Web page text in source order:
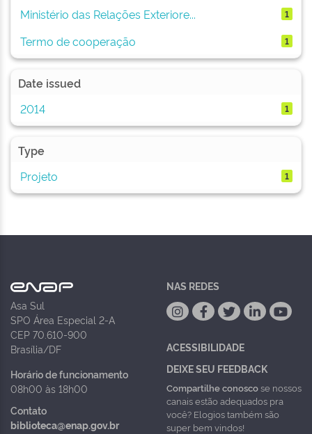
Ministério das Relações Exteriore... 1
Termo de cooperação 1
Date issued
2014
1
Type
Projeto
1
Asa Sul
SPO Área Especial 2-A
CEP 70.610-900
Brasília/DF
Horário de funcionamento
08h00 às 18h00
Contato
biblioteca@enap.gov.br
NAS REDES
ACESSIBILIDADE
DEIXE SEU FEEDBACK
Compartilhe conoscose nossos
canais estão adequados pra
você? Elogios também são
super bem vindos!